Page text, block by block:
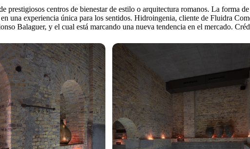
centros de bienestar de estilo o arquitectura romanos. La forma
una experiencia única para los sentidos. Hidroingenia, cliente de Fluidra
Balaguer, y el cual está marcando una nueva tendencia en el mercado.